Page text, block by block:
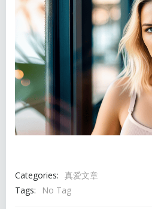
Categories: 真爱文章
Tags:
No Tag